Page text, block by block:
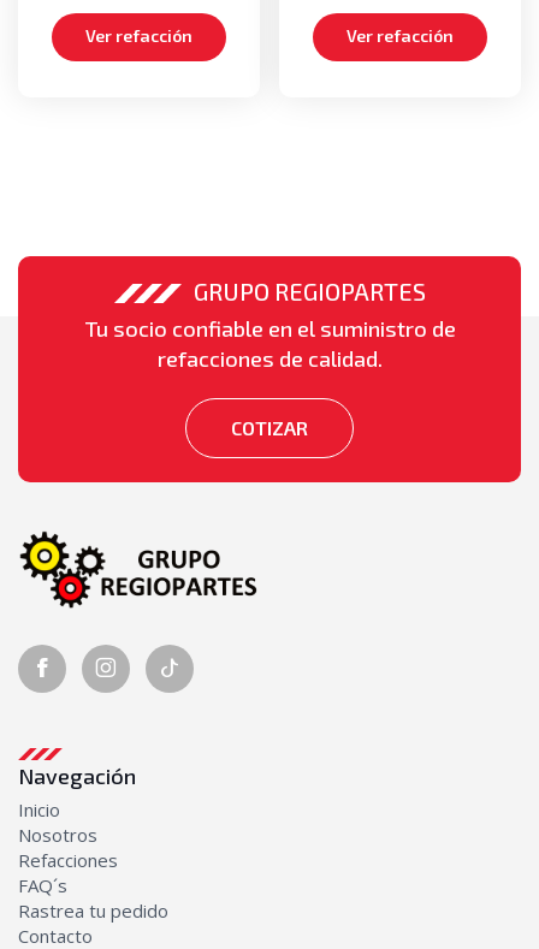
Bombas de agua
Mangueras
Bombas de Aceite
Bombas de transmisión
Ver refacción Ver refacción
GRUPO REGIOPARTES
Tu socio confiable en el suministro de
refacciones de calidad.
COTIZAR
Navegación
Inicio
Nosotros
Refacciones
FAQ´s
Rastrea tu pedido
Contacto